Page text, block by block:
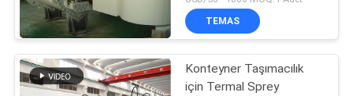
KALITE
KONTROLÜ
TEMAS
Konteyner Taşımacılık
için Termal Sprey